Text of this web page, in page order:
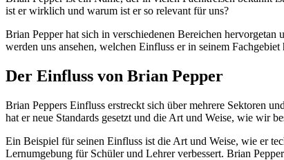
ist er wirklich und warum ist er so relevant für uns?
Brian Pepper hat sich in verschiedenen Bereichen
werden uns ansehen, welchen Einfluss er in seinem
Der Einfluss von Brian Pepper
Brian Peppers Einfluss erstreckt sich über mehrere Sektoren und
hat er neue Standards gesetzt und die Art und Weise, wie wir
Ein Beispiel für seinen Einfluss ist die Art und Weise, wie er
Lernumgebung für Schüler und Lehrer verbessert. Brian